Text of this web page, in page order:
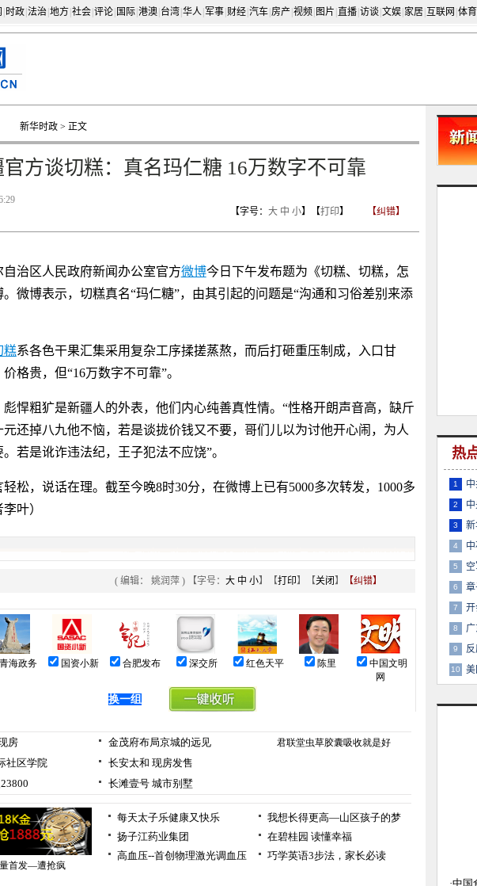
|时政|法治|地方|社会|评论| 国际|港澳|台湾|华人|军事|财经|汽车|房产|视频|图片| 直播|访谈|文娱|家居| 互联网 |体育
新华时政> 正文
官方谈切糕：真名玛仁糖 16万数字不可靠
【字号：大 中 小】【打印】 【纠错】
区人民政府新闻办公室官方微博今日下午发布题为《切糕、切糕，怎
微博表示，切糕真名“玛仁糖”，由其引起的问题是“沟通和习俗差别来添
糕系各色干果汇集采用复杂工序揉搓蒸熬，而后打砸重压制成，入口甘
格贵，但“16万数字不可靠”。
粗犷是新疆人的外表，他们内心纯善真性情。“性格开朗声音高，缺斤
还掉八九他不恼，若是谈拢价钱又不要，哥们儿以为讨他开心闹，为人
若是讹诈违法纪，王子犯法不应饶”。
，说话在理。截至今晚8时30分，在微博上已有5000多次转发，1000多
叶）
( 编辑： 姚润萍 ) 【字号： 大 中 小】【打印】【关闭 】 【纠错】
热
1
2
3 新
4
5
6
7
8
9
10 美